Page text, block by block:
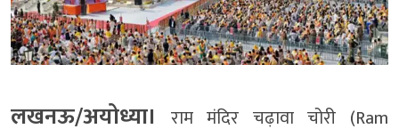
लखनऊ/अयोध्या। राम मंदिर चढ़ावा चोरी (Ram